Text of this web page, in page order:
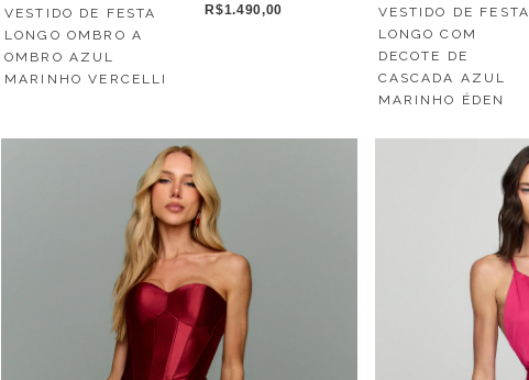
VESTIDO DE FESTA
LONGO OMBRO A
OMBRO AZUL
MARINHO VERCELLI
R$1.490,00
VESTIDO DE FESTA
LONGO COM
DECOTE DE
CASCADA AZUL
MARINHO ÉDEN